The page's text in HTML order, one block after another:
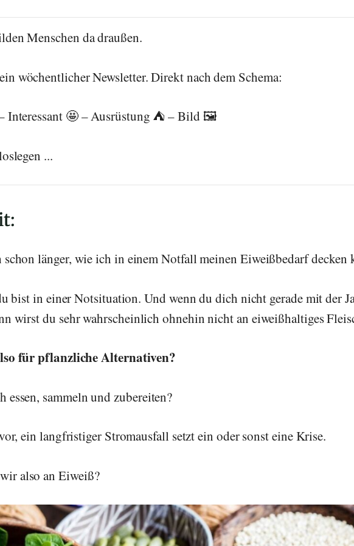
Menschen da draußen.
wöchentlicher Newsletter. Direkt nach dem Schema:
Interessant 🤩 – Ausrüstung ⛺ – Bild 🖼️
...
länger, wie ich in einem Notfall meinen Eiweißbedarf decken
bist in einer Notsituation. Und wenn du dich nicht gerade mit der
wirst du sehr wahrscheinlich ohnehin nicht an eiweißhaltiges
für pflanzliche Alternativen?
essen, sammeln und zubereiten?
ein langfristiger Stromausfall setzt ein oder sonst eine Krise.
also an Eiweiß?